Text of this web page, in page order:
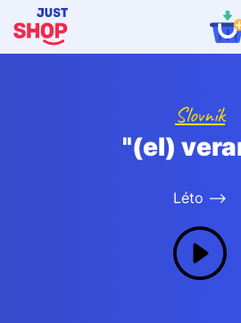
Slovník
"(el)
Léto -->